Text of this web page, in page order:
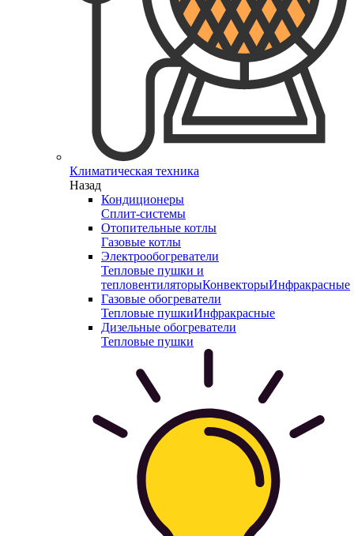
Климатическая техника
Назад
Кондиционеры
Сплит-системы
Отопительные котлы
Газовые котлы
Электрообогреватели
Тепловые пушки и
тепловентиляторыКонвекторыИнфракрасные
Газовые обогреватели
Тепловые пушкиИнфракрасные
Дизельные обогреватели
Тепловые пушки